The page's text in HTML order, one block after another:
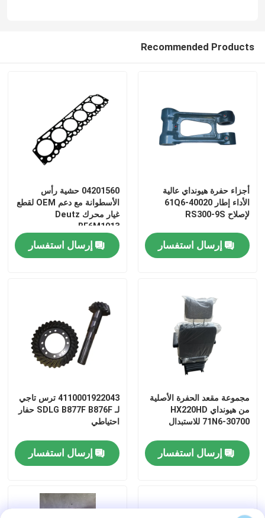
المنتجات
حول بنا
ضبط الجودة
أخبار
قطع غيار الكمون
Recommended Products
أجزاء حفرة هيونداي عالية
الأداء إطار 61Q6-40020
لإصلاح RS300-9S
إرسال استفسار
04201560 حشية رأس
الأسطوانة مع دعم OEM لقطع
غيار محرك Deutz
BF6M1013
إرسال استفسار
مجموعة مقعد الحفرة الأصلية
من هيونداي HX220HD
71N6-30700 للاستبدال
إرسال استفسار
4110001922043 ترس تاجي
لـ SDLG B877F B876F حفار
احتياطي
إرسال استفسار